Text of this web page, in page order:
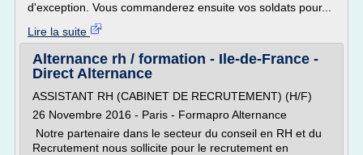
d'exception. Vous commanderez ensuite vos soldats pour...
Lire la suite
Alternance rh / formation - Ile-de-France -
Direct Alternance
ASSISTANT RH (CABINET DE RECRUTEMENT) (H/F)
26 Novembre 2016 - Paris - Formapro Alternance
Notre partenaire dans le secteur du conseil en RH et du
Recrutement nous sollicite pour le recrutement en